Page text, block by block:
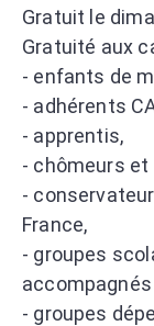
Gratuit le
Gratuité aux
- enfants de
- adhérents
- apprentis,
- chômeurs et
-
France,
- groupes
- groupes